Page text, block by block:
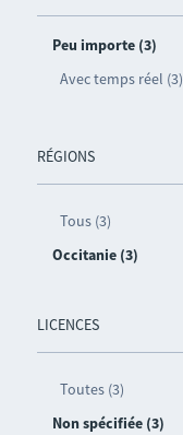
Peu importe (3)
Avec temps réel (3)
RÉGIONS
Tous (3)
Occitanie (3)
LICENCES
Toutes (3)
Non spécifiée (3)